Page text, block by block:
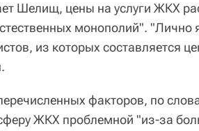
Шелищ, цены на услуги ЖКХ
монополий". "Лично
из которых составляется
факторов, по
ЖКХ проблемной "из-за